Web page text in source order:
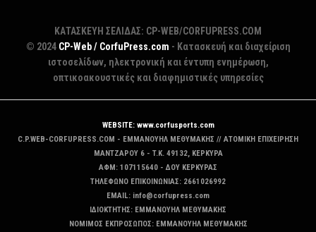
ΚΑΤΑΣΚΕΥΗ ΣΕΛΙΔΑΣ: CP-WEB/CORFUPRESS.COM
© 2024 CP-Web / CorfuPress.com - Κατασκευή και διαχείριση
ιστοσελίδων, ηλεκτρονική και έντυπη ενημέρωση,
οπτικοακουστικές και διαφημιστικές υπηρεσίες
WEBSITE: www.corfusports.com
C.P.WEB-CORFUPRESS.COM - ΕΜΜΑΝΟΥΗΛ ΜΕΘΥΜΑΚΗΣ // ΑΤΟΜΙΚΗ ΕΠΙΧΕΙΡΗΣΗ
MANTZAΡΟΥ 6 - T.K. 49132, ΚΕΡΚΥΡΑ
ΑΦΜ: 107115640 - ΔΟΥ ΚΕΡΚΥΡΑΣ
ΤΗΛΕΦΩΝΟ ΕΠΙΚΟΙΝΩΝΙΑΣ: 2661026992
EMAIL: info@corfupress.com
ΙΔΙΟΚΤΗΤΗΣ: EMMANOYΗΛ ΜΕΘΥΜΑΚΗΣ
ΝΟΜΙΜΟΣ ΕΚΠΡΟΣΩΠΟΣ: EMMANOYΗΛ ΜΕΘΥΜΑΚΗΣ